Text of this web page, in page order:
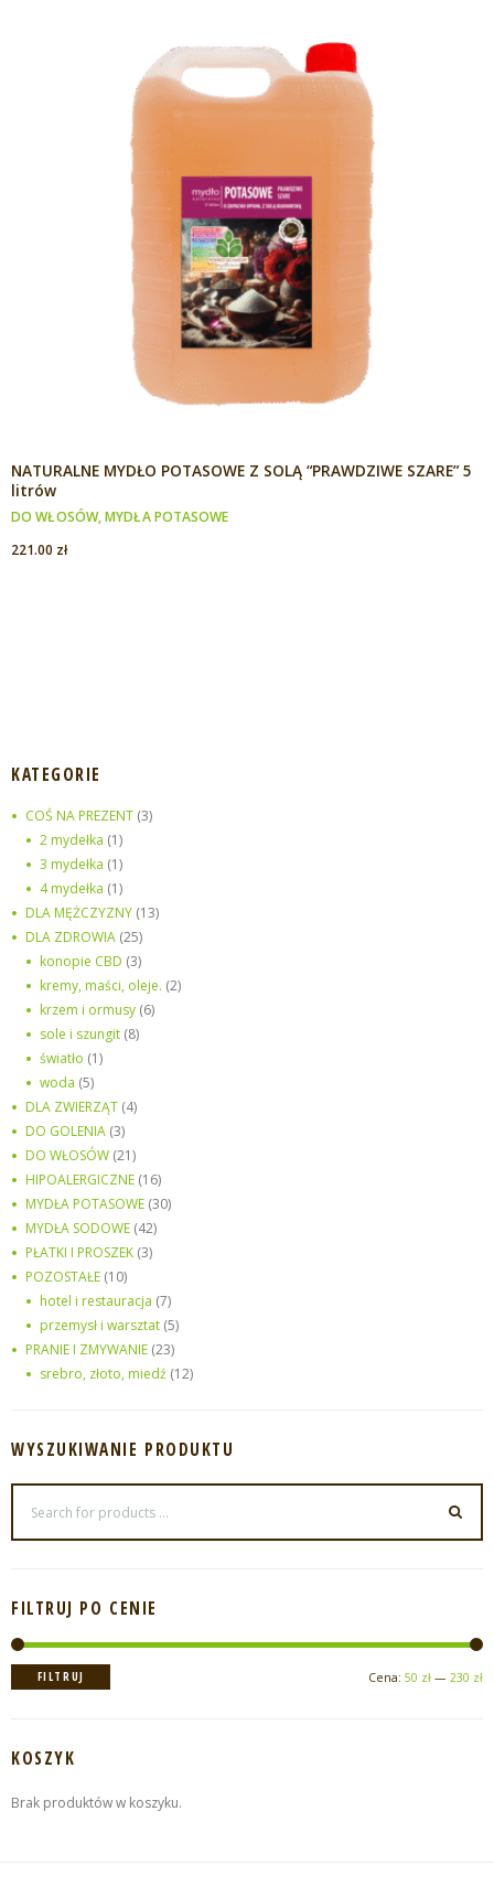
NATURALNE MYDŁO POTASOWE Z SOLĄ “PRAWDZIWE SZARE” 5
litrów
DO WŁOSÓW,MYDŁA POTASOWE
221.00 zł
KATEGORIE
COŚ NA PREZENT (3)
2 mydełka (1)
3 mydełka (1)
4 mydełka (1)
DLA MĘŻCZYZNY (13)
DLA ZDROWIA (25)
konopie CBD (3)
kremy, maści, oleje. (2)
krzem i ormusy (6)
sole i szungit (8)
światło (1)
woda (5)
DLA ZWIERZĄT (4)
DO GOLENIA (3)
DO WŁOSÓW (21)
HIPOALERGICZNE (16)
MYDŁA POTASOWE (30)
MYDŁA SODOWE (42)
PŁATKI I PROSZEK (3)
POZOSTAŁE (10)
hotel i restauracja (7)
przemysł i warsztat (5)
PRANIE I ZMYWANIE (23)
srebro, złoto, miedź (12)
WYSZUKIWANIE PRODUKTU
FILTRUJ PO CENIE
FILTRUJ Cena: 50 zł — 230 zł
KOSZYK
Brak produktów w koszyku.